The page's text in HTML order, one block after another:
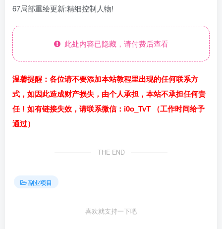
67局部重绘更新:精细控制人物!
此处内容已隐藏，请付费后查看
温馨提醒：各位请不要添加本站教程里出现的任何联系方
式，如因此造成财产损失，由个人承担，本站不承担任何责
任！如有链接失效，请联系微信：i0o_TvT （工作时间给予
通过）
THE END
副业项目
喜欢就支持一下吧